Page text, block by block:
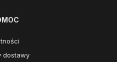
dostawy